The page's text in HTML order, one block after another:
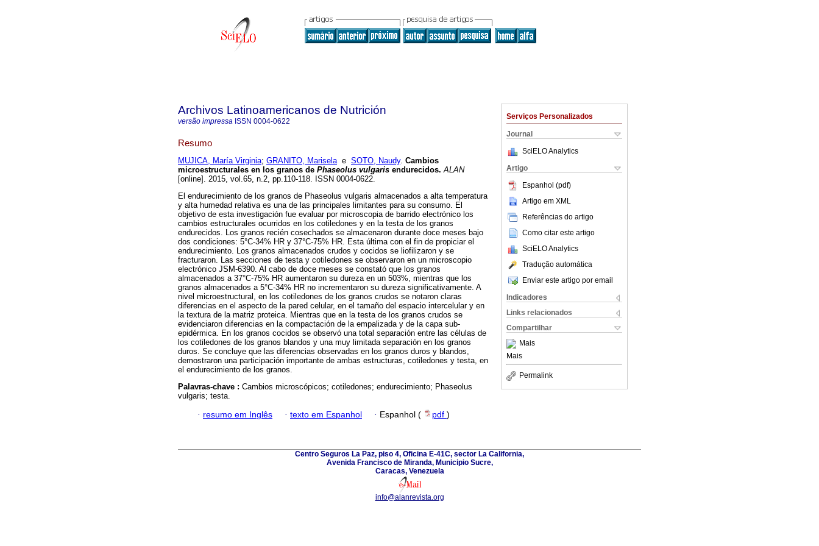
Serviços Personalizados
Journal
SciELO Analytics
Artigo
Espanhol (pdf)
Artigo em XML
Referências do artigo
Como citar este artigo
SciELO Analytics
Tradução automática
Enviar este artigo por email
Indicadores
Links relacionados
Compartilhar
Mais
Mais
Permalink
Archivos Latinoamericanos de Nutrición
versão impressa ISSN 0004-0622
Resumo
MUJICA, María Virginia; GRANITO, Mariselae SOTO, Naudy. Cambios
microestructurales en los granos de Phaseolus vulgaris endurecidos. ALAN
[online]. 2015, vol.65, n.2, pp.110-118. ISSN 0004-0622.
El endurecimiento de los granos de Phaseolus vulgaris almacenados a alta temperatura
y alta humedad relativa es una de las principales limitantes para su consumo. El
objetivo de esta investigación fue evaluar por microscopia de barrido electrónico los
cambios estructurales ocurridos en los cotiledones y en la testa de los granos
endurecidos. Los granos recién cosechados se almacenaron durante doce meses bajo
dos condiciones: 5°C-34% HR y 37°C-75% HR. Esta última con el fin de propiciar el
endurecimiento. Los granos almacenados crudos y cocidos se liofilizaron y se
fracturaron. Las secciones de testa y cotiledones se observaron en un microscopio
electrónico JSM-6390. Al cabo de doce meses se constató que los granos
almacenados a 37°C-75% HR aumentaron su dureza en un 503%, mientras que los
granos almacenados a 5°C-34% HR no incrementaron su dureza significativamente. A
nivel microestructural, en los cotiledones de los granos crudos se notaron claras
diferencias en el aspecto de la pared celular, en el tamaño del espacio intercelular y en
la textura de la matriz proteica. Mientras que en la testa de los granos crudos se
evidenciaron diferencias en la compactación de la empalizada y de la capa sub-
epidérmica. En los granos cocidos se observó una total separación entre las células de
los cotiledones de los granos blandos y una muy limitada separación en los granos
duros. Se concluye que las diferencias observadas en los granos duros y blandos,
demostraron una participación importante de ambas estructuras, cotiledones y testa, en
el endurecimiento de los granos.
Palavras-chave : Cambios microscópicos; cotiledones; endurecimiento; Phaseolus
vulgaris; testa.
· resumo em Inglês · texto em Espanhol · Espanhol ( pdf )
Centro Seguros La Paz, piso 4, Oficina E-41C, sector La California,
Avenida Francisco de Miranda, Municipio Sucre,
Caracas, Venezuela
info@alanrevista.org